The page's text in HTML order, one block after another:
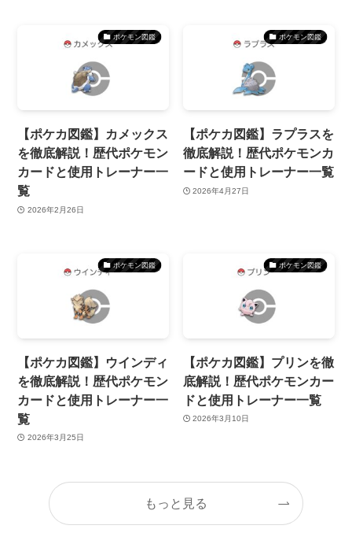
ポケモン図鑑
【ポケカ図鑑】カメックス
を徹底解説！歴代ポケモン
カードと使用トレーナー一
覧
2026年2月26日
ポケモン図鑑
【ポケカ図鑑】ラプラスを
徹底解説！歴代ポケモンカ
ードと使用トレーナー一覧
2026年4月27日
ポケモン図鑑
【ポケカ図鑑】ウインディ
を徹底解説！歴代ポケモン
カードと使用トレーナー一
覧
2026年3月25日
ポケモン図鑑
【ポケカ図鑑】プリンを徹
底解説！歴代ポケモンカー
ドと使用トレーナー一覧
2026年3月10日
もっと見る